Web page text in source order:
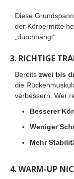
Diese
der Körpermitte
„durchhängt“.
3. RICHTIGE
Bereits zwei bis
die
verbessern. Wer
Besserer
Weniger
Mehr
4. WARM-UP